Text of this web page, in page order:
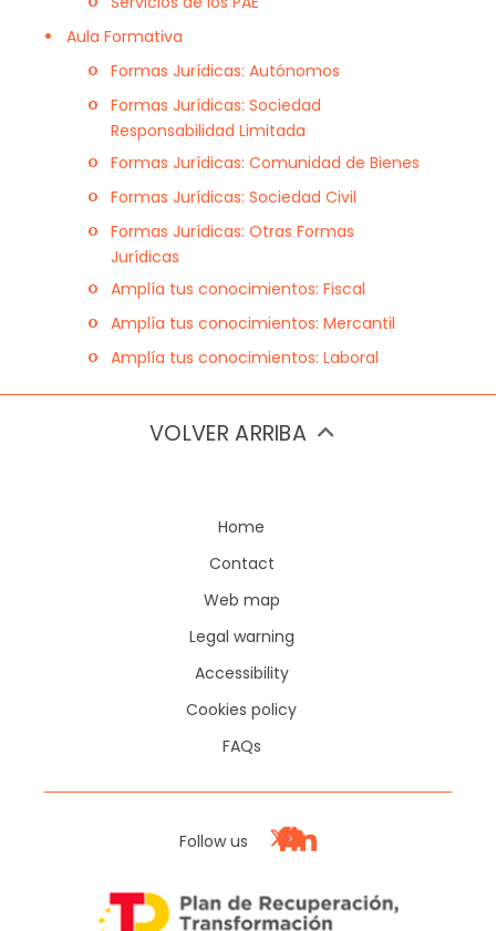
Aula Formativa
Formas Jurídicas: Autónomos
Formas Jurídicas: Sociedad
Responsabilidad Limitada
Formas Jurídicas: Comunidad de Bienes
Formas Jurídicas: Sociedad Civil
Formas Jurídicas: Otras Formas
Jurídicas
Amplía tus conocimientos: Fiscal
Amplía tus conocimientos: Mercantil
Amplía tus conocimientos: Laboral
VOLVER ARRIBA
Home
Contact
Web map
Legal warning
Accessibility
Cookies policy
FAQs
Follow us